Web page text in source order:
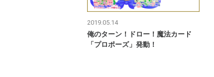
2019.05.14
俺のターン！ドロー！魔法カード
「プロポーズ」発動！